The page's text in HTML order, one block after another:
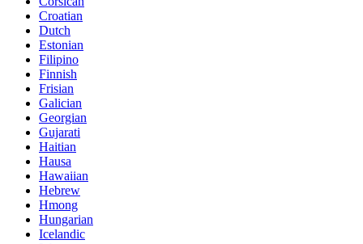
Croatian
Dutch
Estonian
Filipino
Finnish
Frisian
Galician
Georgian
Gujarati
Haitian
Hausa
Hawaiian
Hebrew
Hmong
Hungarian
Icelandic